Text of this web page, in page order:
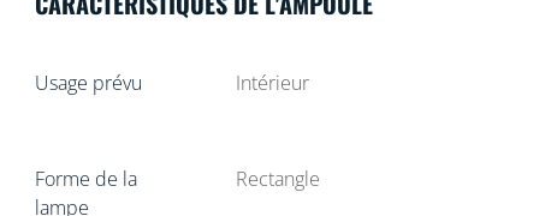
Usage prévu Intérieur
Forme de la
lampe
Rectangle